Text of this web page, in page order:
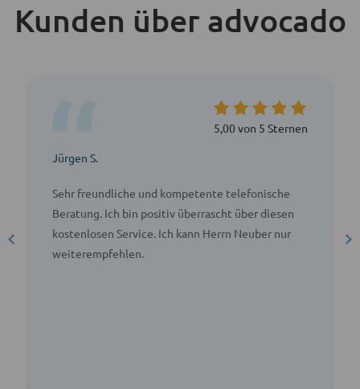
Kunden über advocado
5,00 von 5 Sternen
Jürgen S.
Sehr freundliche und kompetente telefonische
Beratung. Ich bin positiv überrascht über diesen
kostenlosen Service. Ich kann Herrn Neuber nur
weiterempfehlen.